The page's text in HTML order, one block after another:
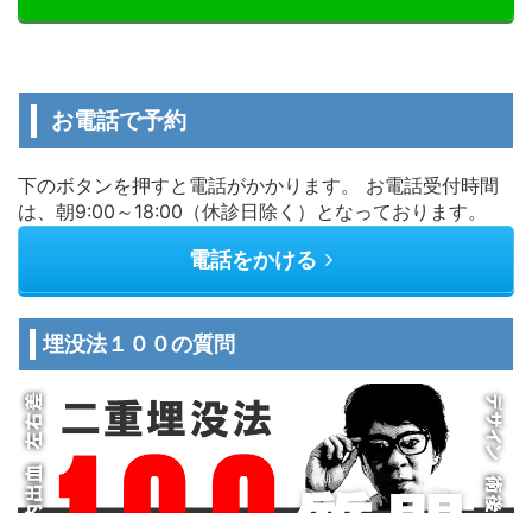
お電話で予約
下のボタンを押すと電話がかかります。 お電話受付時間
は、朝9:00～18:00（休診日除く）となっております。
電話をかける
埋没法１００の質問